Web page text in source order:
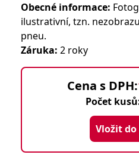
Obecné informace:
ilustrativní, tzn.
pneu.
Záruka: 2 roky
Cena s DPH:
Počet